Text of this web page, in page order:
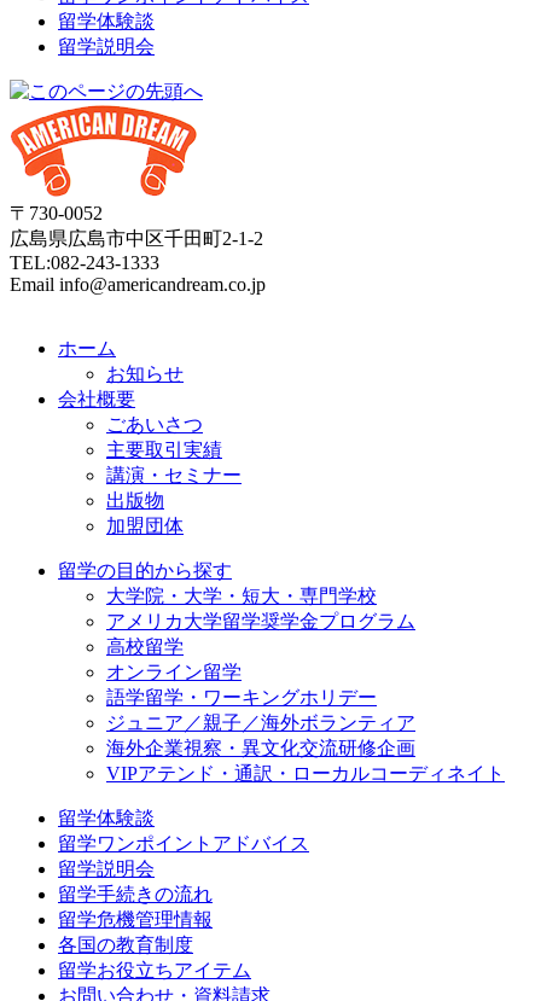
留学体験談
留学説明会
〒730-0052
広島県広島市中区千田町2-1-2
TEL:082-243-1333
Email info@americandream.co.jp
ホーム
お知らせ
会社概要
ごあいさつ
主要取引実績
講演・セミナー
出版物
加盟団体
留学の目的から探す
大学院・大学・短大・専門学校
アメリカ大学留学奨学金プログラム
高校留学
オンライン留学
語学留学・ワーキングホリデー
ジュニア／親子／海外ボランティア
海外企業視察・異文化交流研修企画
VIPアテンド・通訳・ローカルコーディネイト
留学体験談
留学ワンポイントアドバイス
留学説明会
留学手続きの流れ
留学危機管理情報
各国の教育制度
留学お役立ちアイテム
お問い合わせ・資料請求